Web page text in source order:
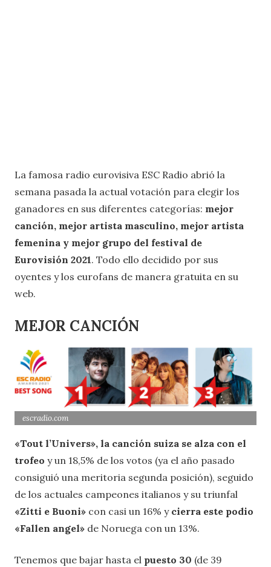
La famosa radio eurovisiva ESC Radio abrió la
semana pasada la actual votación para elegir los
ganadores en sus diferentes categorías: mejor
canción, mejor artista masculino, mejor artista
femenina y mejor grupo del festival de
Eurovisión 2021. Todo ello decidido por sus
oyentes y los eurofans de manera gratuita en su
web.
MEJOR CANCIÓN
escradio.com
«Tout l’Univers», la canción suiza se alza con el
trofeo y un 18,5% de los votos (ya el año pasado
consiguió una meritoria segunda posición), seguido
de los actuales campeones italianos y su triunfal
«Zitti e Buoni» con casi un 16% y cierra este podio
«Fallen angel» de Noruega con un 13%.
Tenemos que bajar hasta el puesto 30 (de 39